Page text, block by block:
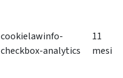
cookielawinfo-
checkbox-analytics
11
mesi